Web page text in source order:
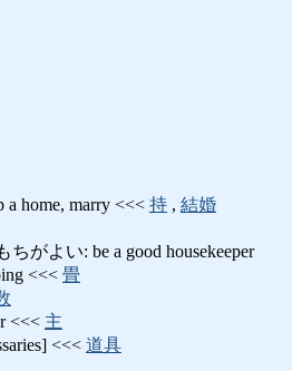
home, marry <<< 持 , 結婚
がよい: be a good housekeeper
<<< 畳
<<< 主
<<< 道具